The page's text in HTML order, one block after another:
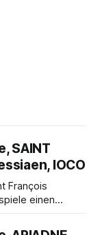
SAINT
IOCO
François
einen
entfaltet